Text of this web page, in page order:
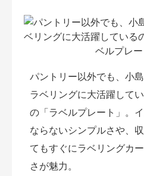
パントリー以外でも、小
ラベリングに大活躍して
の「ラベルプレート」。
ならないシンプルさや、
てもすぐにラベリングカ
さが魅力。